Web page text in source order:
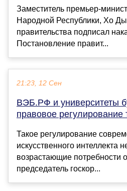
Заместитель премьер-
Народной Республики, Хо
правительства подписал
Постановление правит...
21:23, 12 Сен
ВЭБ.РФ и университеты
правовое регулирование
Такое регулирование
искусственного интеллекта
возрастающие потребности
председатель госкор...